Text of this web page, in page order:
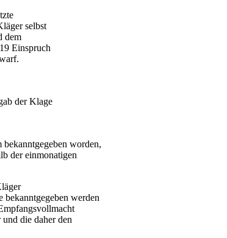
selbst
dem
Einspruch
der Klage
worden,
der einmonatigen
werden
die daher den